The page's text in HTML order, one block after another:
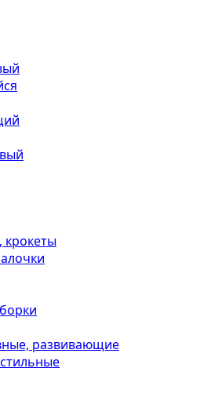
крокеты
развивающие